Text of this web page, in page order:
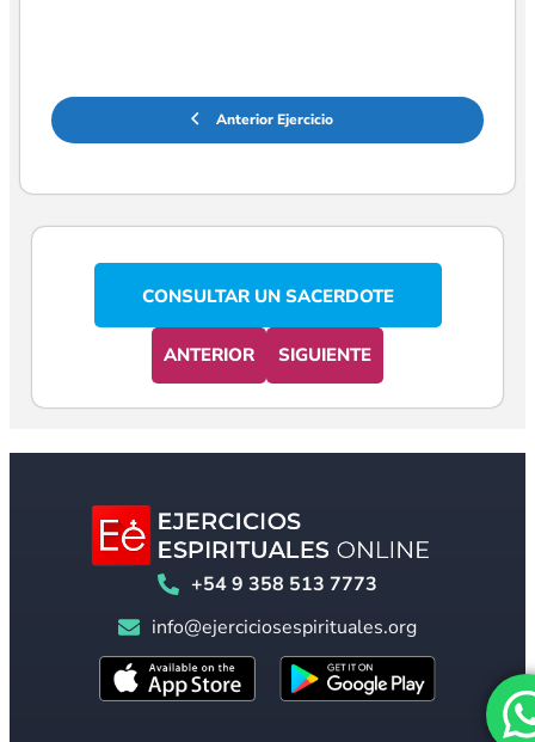
Anterior Ejercicio
CONSULTAR UN SACERDOTE
ANTERIOR SIGUIENTE
+54 9 358 513 7773
info@ejerciciosespirituales.org